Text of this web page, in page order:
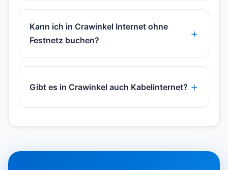
Kann ich in Crawinkel Internet ohne
Festnetz buchen?
Gibt es in Crawinkel auch Kabelinternet?